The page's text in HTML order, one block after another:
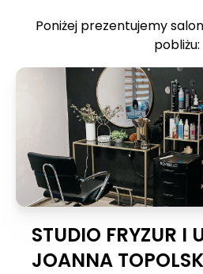
Poniżej prezentujemy
pobliżu:
STUDIO FRYZUR I
JOANNA